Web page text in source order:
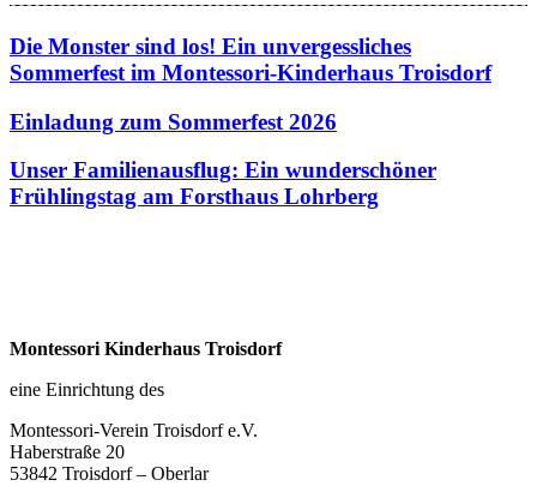
Die Monster sind los! Ein unvergessliches
Sommerfest im Montessori-Kinderhaus Troisdorf
Einladung zum Sommerfest 2026
Unser Familienausflug: Ein wunderschöner
Frühlingstag am Forsthaus Lohrberg
Montessori Kinderhaus Troisdorf
eine Einrichtung des
Montessori-Verein Troisdorf e.V.
Haberstraße 20
53842 Troisdorf – Oberlar